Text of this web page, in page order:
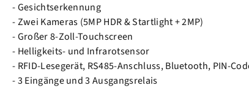
- Gesichtserkennung
- Zwei Kameras (5MP HDR & Startlight + 2MP)
- Großer 8-Zoll-Touchscreen
- Helligkeits- und Infrarotsensor
- RFID-Lesegerät, RS485-Anschluss, Bluetooth, PIN-
- 3 Eingänge und 3 Ausgangsrelais